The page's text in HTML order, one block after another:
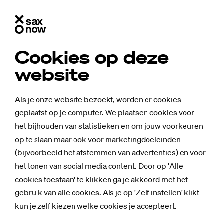
Cookies op deze
website
Als je onze website bezoekt, worden er cookies
geplaatst op je computer. We plaatsen cookies voor
het bijhouden van statistieken en om jouw voorkeuren
op te slaan maar ook voor marketingdoeleinden
(bijvoorbeeld het afstemmen van advertenties) en voor
het tonen van social media content. Door op 'Alle
cookies toestaan' te klikken ga je akkoord met het
gebruik van alle cookies. Als je op 'Zelf instellen' klikt
kun je zelf kiezen welke cookies je accepteert.